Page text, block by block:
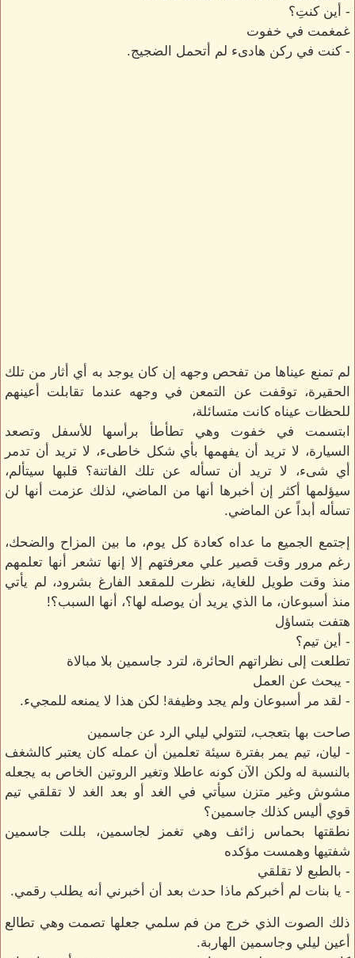
- أين كنتِ؟
غمغمت في خفوت
- كنت في ركن هادىء لم أتحمل الضجيج.
لم تمنع عيناها من تفحص وجهه إن كان يوجد به أي أثار من تلك
الحقيرة، توقفت عن التمعن في وجهه عندما تقابلت أعينهم
للحظات عيناه كانت متسائلة،
ابتسمت في خفوت وهي تطأطأ برأسها للأسفل وتصعد
السيارة، لا تريد أن يفهمها بأي شكل خاطىء، لا تريد أن تدمر
أي شىء، لا تريد أن تسأله عن تلك الفاتنة؟ قلبها سيتألم،
سيؤلمها أكثر إن أخبرها أنها من الماضي، لذلك عزمت أنها لن
تسأله أبداً عن الماضي.
إجتمع الجميع ما عداه كعادة كل يوم، ما بين المزاح والضحك،
رغم مرور وقت قصير علي معرفتهم إلا إنها تشعر أنها تعلمهم
منذ وقت طويل للغاية، نظرت للمقعد الفارغ بشرود، لم يأتي
منذ أسبوعان، ما الذي يريد أن يوصله لها؟، أنها السبب؟!
هتفت بتساؤل
- أين تيم؟
تطلعت إلى نظراتهم الحائرة، لترد جاسمين بلا مبالاة
- يبحث عن العمل
- لقد مر أسبوعان ولم يجد وظيفة! لكن هذا لا يمنعه للمجيء.
صاحت بها بتعجب، لتتولي ليلي الرد عن جاسمين
- ليان، تيم يمر بفترة سيئة تعلمين أن عمله كان يعتبر كالشغف
بالنسبة له ولكن الآن كونه عاطلا وتغير الروتين الخاص به يجعله
مشوش وغير متزن سيأتي في الغد أو بعد الغد لا تقلقي تيم
قوي أليس كذلك جاسمين؟
نطقتها بحماس زائف وهي تغمز لجاسمين، بللت جاسمين
شفتيها وهمست مؤكده
- بالطبع لا تقلقي
- يا بنات لم أخبركم ماذا حدث بعد أن أخبرني أنه يطلب رقمي.
ذلك الصوت الذي خرج من فم سلمي جعلها تصمت وهي تطالع
أعين ليلي وجاسمين الهاربة.